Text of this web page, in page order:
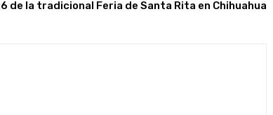
de la tradicional Feria de Santa Rita en Chihuahua